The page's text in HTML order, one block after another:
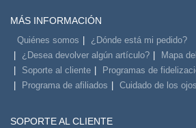
MÁS INFORMACIÓN
Quiénes somos
¿Dónde está mi pedido?
¿Desea devolver algún artículo?
Mapa
Soporte al cliente
Programas de
Programa de afiliados
Cuidado de los ojos
SOPORTE AL CLIENTE